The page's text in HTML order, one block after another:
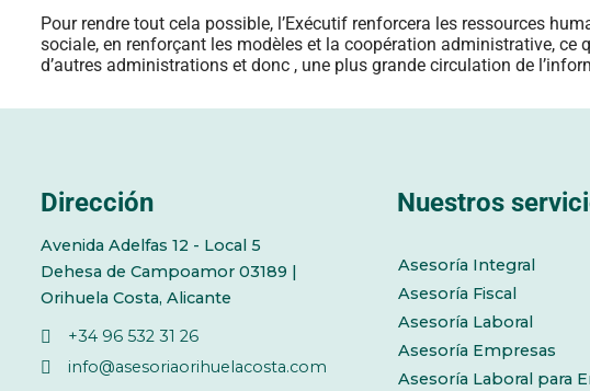
Pour rendre tout cela possible, l’Exécutif renforcera les ressources
sociale, en renforçant les modèles et la coopération administrative, ce
d’autres administrations et donc , une plus grande circulation de
Dirección
Avenida Adelfas 12 - Local 5
Dehesa de Campoamor 03189 |
Orihuela Costa, Alicante
+34 96 532 31 26
info@asesoriaorihuelacosta.com
Nuestros
Asesoría Integral
Asesoría Fiscal
Asesoría Laboral
Asesoría Empresas
Asesoría Laboral para